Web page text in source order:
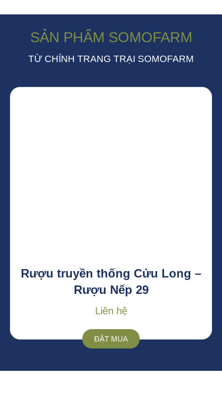
SẢN PHẨM SOMOFARM
TỪ CHÍNH TRANG TRẠI SOMOFARM
Rượu truyền thống Cửu Long –
Rượu Nếp 29
Liên hệ
ĐẶT MUA